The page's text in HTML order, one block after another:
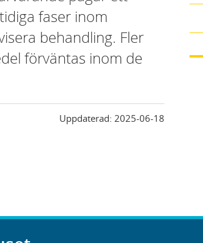
faser inom
behandling. Fler
förväntas inom de
Uppdaterad:2025-06-18